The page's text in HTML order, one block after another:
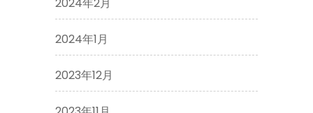
2024年1月
2023年12月